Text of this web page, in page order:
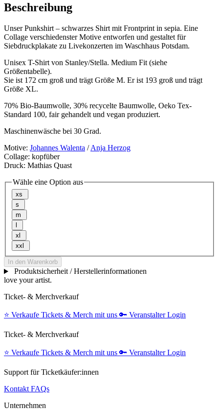
Beschreibung
Unser Punkshirt – schwarzes Shirt mit Frontprint in sepia. Eine
Collage verschiedenster Motive entworfen und gestaltet für
Siebdruckplakate zu Livekonzerten im Waschhaus Potsdam.
Unisex T-Shirt von Stanley/Stella. Medium Fit (siehe
Größentabelle).
Sie ist 172 cm groß und trägt Größe M. Er ist 193 groß und trägt
Größe XL.
70% Bio-Baumwolle, 30% recycelte Baumwolle, Oeko Tex-
Standard 100, fair gehandelt und vegan produziert.
Maschinenwäsche bei 30 Grad.
Motive: Johannes Walenta /Anja Herzog
Collage: kopfüber
Druck: Mathias Quast
Wähle eine Option aus
xs
s
m
xl
xxl
In den Warenkorb
Produktsicherheit / Herstellerinformationen
love your artist.
Ticket- & Merchverkauf
⭐️ Verkaufe Tickets & Merch mit uns 🔑 Veranstalter Login
Ticket- & Merchverkauf
⭐️ Verkaufe Tickets & Merch mit uns 🔑 Veranstalter Login
Support für Ticketkäufer:innen
Kontakt FAQs
Unternehmen